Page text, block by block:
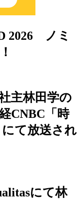
2026 ノミ
主林田学の
CNBC「時
て放送され
にて林